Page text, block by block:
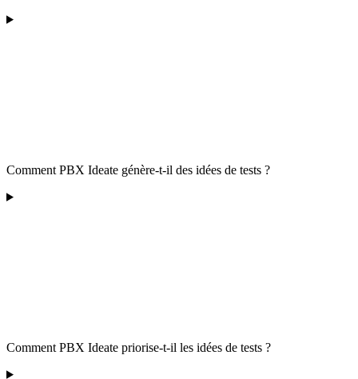
Comment PBX Ideate génère-t-il des idées de tests ?
Comment PBX Ideate priorise-t-il les idées de tests ?